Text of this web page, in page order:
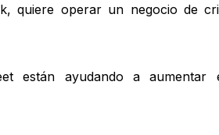
quiere operar un negocio de
están ayudando a